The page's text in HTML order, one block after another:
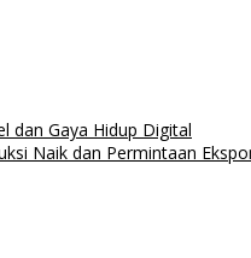
dan Gaya Hidup Digital
Naik dan Permintaan